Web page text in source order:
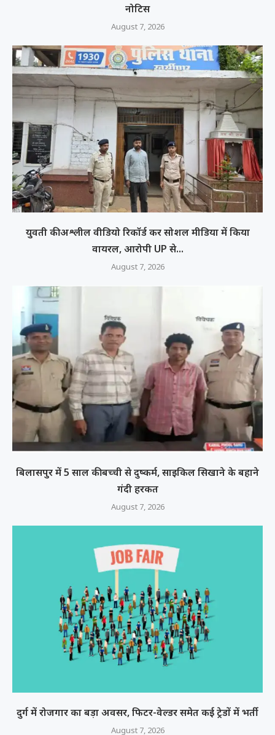
नोटिस
August 7, 2026
युवती की अश्लील वीडियो रिकॉर्ड कर सोशल मीडिया में किया
वायरल, आरोपी UP से...
August 7, 2026
बिलासपुर में 5 साल की बच्ची से दुष्कर्म, साइकिल सिखाने के बहाने
गंदी हरकत
August 7, 2026
दुर्ग में रोजगार का बड़ा अवसर, फिटर-वेल्डर समेत कई ट्रेडों में भर्ती
August 7, 2026